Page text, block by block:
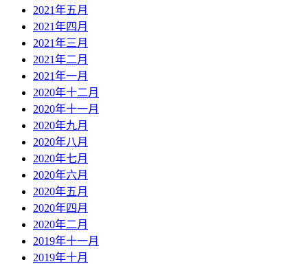
2021年五月
2021年四月
2021年三月
2021年二月
2021年一月
2020年十二月
2020年十一月
2020年九月
2020年八月
2020年七月
2020年六月
2020年五月
2020年四月
2020年二月
2019年十一月
2019年十月